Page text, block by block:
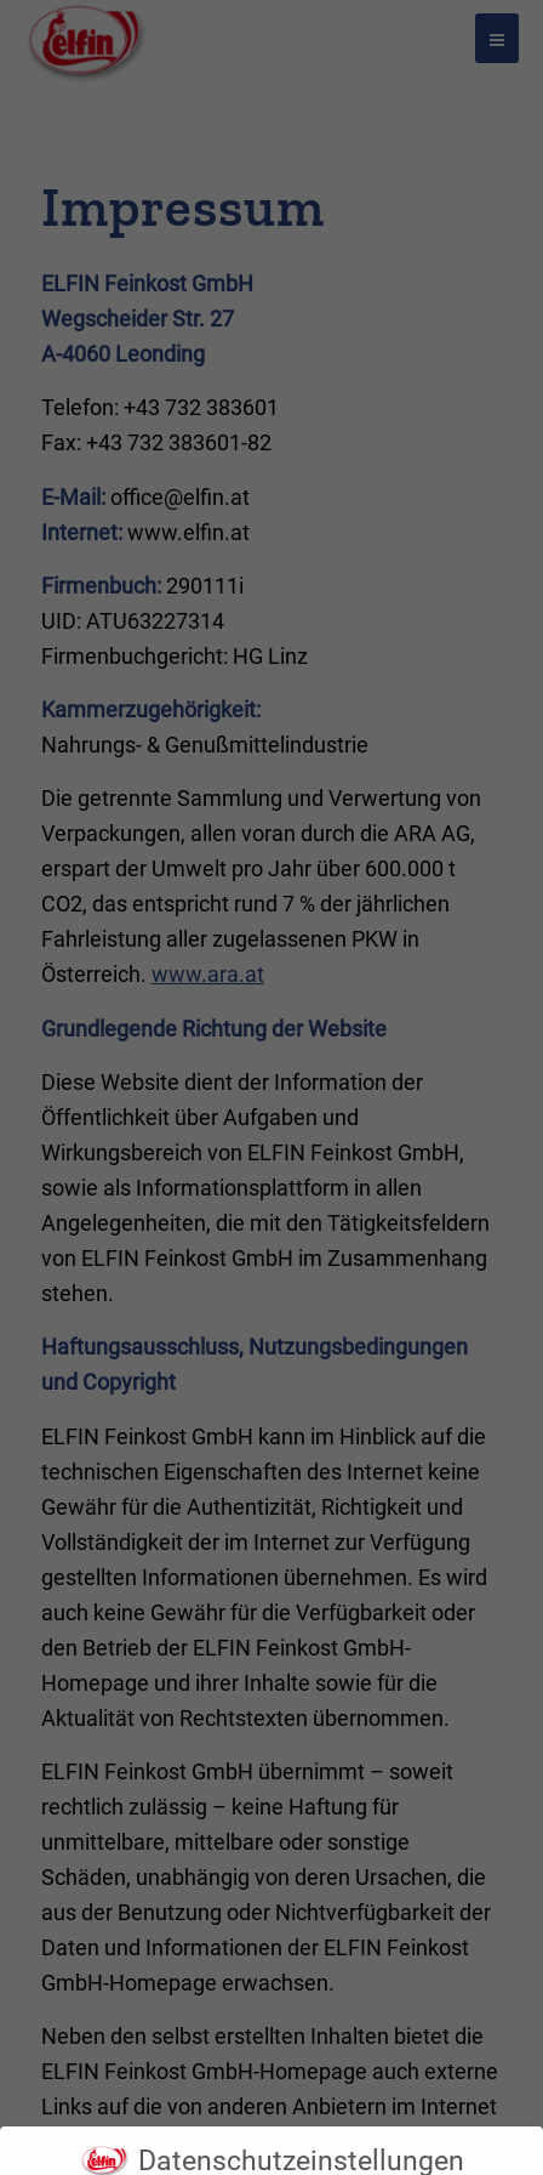
Impressum
ELFIN Feinkost GmbH
Wegscheider Str. 27
A-4060 Leonding
Telefon: +43 732 383601
Fax: +43 732 383601-82
E-Mail:office@elfin.at
Internet:www.elfin.at
Firmenbuch:290111i
UID: ATU63227314
Firmenbuchgericht: HG Linz
Kammerzugehörigkeit:
Nahrungs- & Genußmittelindustrie
Die getrennte Sammlung und Verwertung von
Verpackungen, allen voran durch die ARA AG,
erspart der Umwelt pro Jahr über 600.000 t
CO2, das entspricht rund 7 % der jährlichen
Fahrleistung aller zugelassenen PKW in
Österreich. www.ara.at
Grundlegende Richtung der Website
Diese Website dient der Information der
Öffentlichkeit über Aufgaben und
Wirkungsbereich von ELFIN Feinkost GmbH,
sowie als Informationsplattform in allen
Angelegenheiten, die mit den Tätigkeitsfeldern
von ELFIN Feinkost GmbH im Zusammenhang
stehen.
Haftungsausschluss, Nutzungsbedingungen
und Copyright
ELFIN Feinkost GmbH kann im Hinblick auf die
technischen Eigenschaften des Internet keine
Gewähr für die Authentizität, Richtigkeit und
Vollständigkeit der im Internet zur Verfügung
gestellten Informationen übernehmen. Es wird
auch keine Gewähr für die Verfügbarkeit oder
den Betrieb der ELFIN Feinkost GmbH-
Homepage und ihrer Inhalte sowie für die
Aktualität von Rechtstexten übernommen.
ELFIN Feinkost GmbH übernimmt – soweit
rechtlich zulässig – keine Haftung für
unmittelbare, mittelbare oder sonstige
Schäden, unabhängig von deren Ursachen, die
aus der Benutzung oder Nichtverfügbarkeit der
Daten und Informationen der ELFIN Feinkost
GmbH-Homepage erwachsen.
Neben den selbst erstellten Inhalten bietet die
ELFIN Feinkost GmbH-Homepage auch externe
Links auf die von anderen Anbietern im Internet
bereit gehaltenen Inhalte. ELFIN Feinkost
Datenschutzeinstellungen